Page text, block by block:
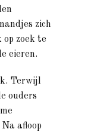
zich
zoek te
eieren.
Terwijl
ouders
afloop